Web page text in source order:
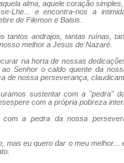
alma, aquele coração
Lhe... e encontra-nos a
de Filemon e Balsis.
tantos andrajos, tantas ruínas,
melhor a Jesus de Nazaré.
na horta de nossas
Senhor o caldo quente da
de nossa perseverança,
sustentar com a "pedra"
com a própria pobreza
com a pedra da nossa
mas eu quero dar o meu melhor...